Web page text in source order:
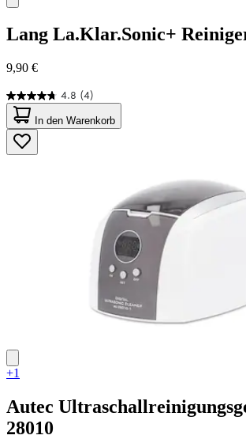
Lang La.Klar.Sonic+
9,90 €
4.8 (4)
4.8
von
5
Sternen.
4
In den Warenkorb
+1
Autec
28010